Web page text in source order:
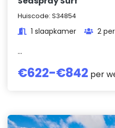
Huiscode: S34854
1 slaapkamer
2
...
€622-€842 per